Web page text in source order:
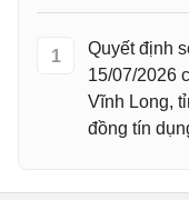
1
Quyết định
15/07/2026
Vĩnh Long,
đồng tín